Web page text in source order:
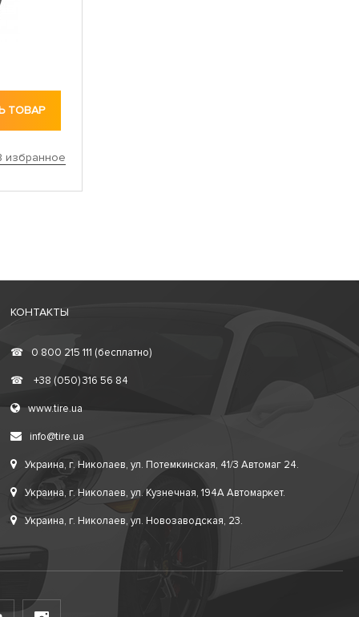
ТОВАР
избранное
КОНТАКТЫ
☎ 0 800 215 111 (бесплатно)
☎ +38 (050) 316 56 84
www.tire.ua
info@tire.ua
Украина, г. Николаев, ул. Потемкинская, 41/3 Автомаг 24.
Украина, г. Николаев, ул. Кузнечная, 194А Автомаркет.
Украина, г. Николаев, ул. Новозаводская, 23.